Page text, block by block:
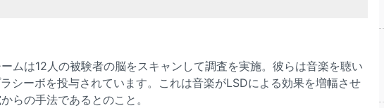
ムは12人の被験者の脳をスキャンして調査を実施。彼らは音楽を聴い
シーボを投与されています。これは音楽がLSDによる効果を増幅させ
らの手法であるとのこと。